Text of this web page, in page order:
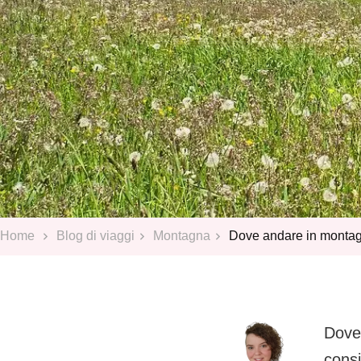
Home Blog di viaggi Montagna Dove andare in